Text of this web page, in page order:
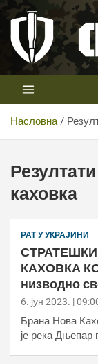
Скип
цонтент
Први војни канал
Насловна
каховка
РАТ У УКРАЈИНИ
КАХОВКА
низводно
6. јун 2023. |
Брана Нова
је река Дњепар